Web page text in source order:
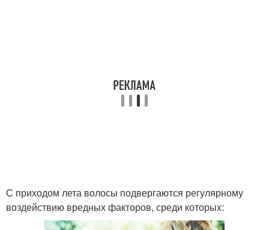
С приходом лета волосы подвергаются регулярному
воздействию вредных факторов, среди которых: